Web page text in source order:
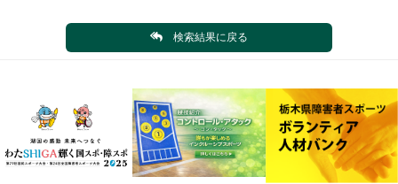
検索結果に戻る